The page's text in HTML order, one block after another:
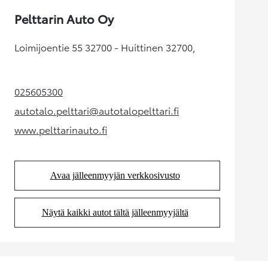
Pelttarin Auto Oy
Loimijoentie 55 32700 - Huittinen 32700,
025605300(Aukeaa uudessa välilehdessä)
autotalo.pelttari@autotalopelttari.fi
(Aukeaa uudessa välilehdessä)
www.pelttarinauto.fi(Aukeaa uudessa välilehdessä)
Avaa jälleenmyyjän verkkosivusto
(Aukeaa uudessa välilehdessä)
Näytä kaikki autot tältä jälleenmyyjältä
(Aukeaa uudessa välilehdessä)